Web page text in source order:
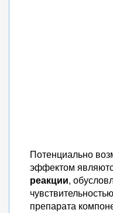
Потенциально
эффектом
реакции,
препарата